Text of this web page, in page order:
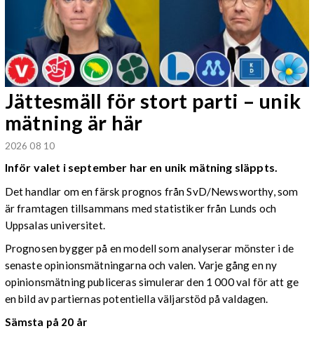
Jättesmäll för stort parti – unik
mätning är här
2026 08 10
Inför valet i september har en unik mätning släppts.
Det handlar om en färsk prognos från SvD/Newsworthy, som
är framtagen tillsammans med statistiker från Lunds och
Uppsalas universitet.
Prognosen bygger på en modell som analyserar mönster i de
senaste opinionsmätningarna och valen. Varje gång en ny
opinionsmätning publiceras simulerar den 1 000 val för att ge
en bild av partiernas potentiella väljarstöd på valdagen.
Sämsta på 20 år